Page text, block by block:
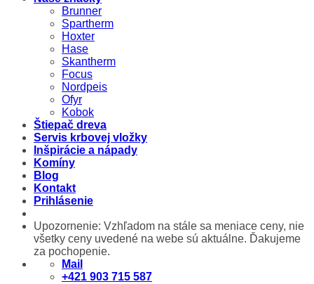
Brunner
Spartherm
Hoxter
Hase
Skantherm
Focus
Nordpeis
Ofyr
Kobok
Štiepač dreva
Servis krbovej vložky
Inšpirácie a nápady
Komíny
Blog
Kontakt
Prihlásenie
Upozornenie: Vzhľadom na stále sa meniace ceny, nie
všetky ceny uvedené na webe sú aktuálne. Ďakujeme
za pochopenie.
Mail
+421 903 715 587